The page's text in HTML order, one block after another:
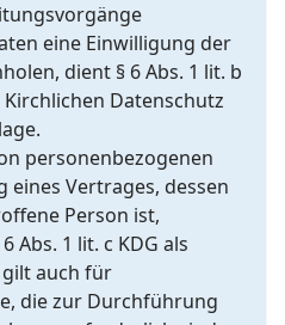
eine Einwilligung der
dient § 6 Abs. 1 lit. b
Datenschutz
personenbezogenen
eines Vertrages, dessen
Person ist,
Abs. 1 lit. c KDG als
gilt auch für
die zur Durchführung